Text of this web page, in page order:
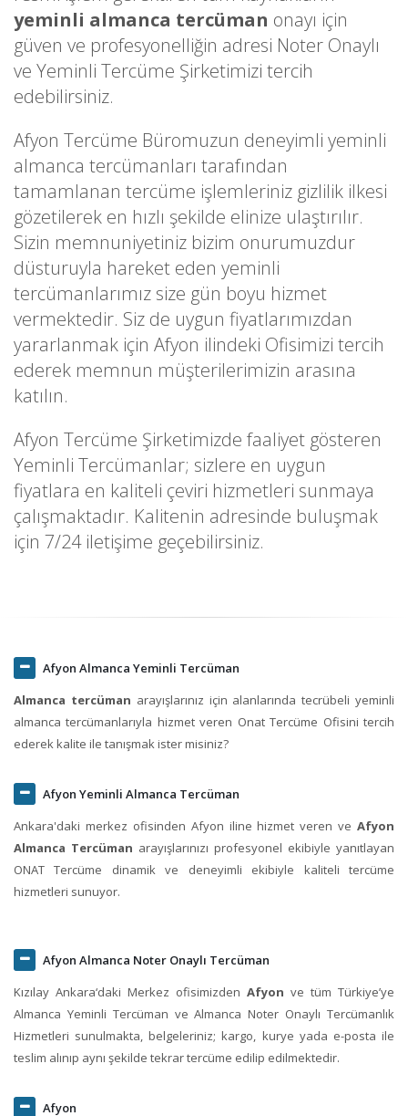
yeminli almanca tercüman onayı için
güven ve profesyonelliğin adresi Noter Onaylı
ve Yeminli Tercüme Şirketimizi tercih
edebilirsiniz.
Afyon Tercüme Büromuzun deneyimli yeminli
almanca tercümanları tarafından
tamamlanan tercüme işlemleriniz gizlilik ilkesi
gözetilerek en hızlı şekilde elinize ulaştırılır.
Sizin memnuniyetiniz bizim onurumuzdur
düsturuyla hareket eden yeminli
tercümanlarımız size gün boyu hizmet
vermektedir. Siz de uygun fiyatlarımızdan
yararlanmak için Afyon ilindeki Ofisimizi tercih
ederek memnun müşterilerimizin arasına
katılın.
Afyon Tercüme Şirketimizde faaliyet gösteren
Yeminli Tercümanlar; sizlere en uygun
fiyatlara en kaliteli çeviri hizmetleri sunmaya
çalışmaktadır. Kalitenin adresinde buluşmak
için 7/24 iletişime geçebilirsiniz.
Afyon Almanca Yeminli Tercüman
Almanca tercüman arayışlarınız için alanlarında tecrübeli yeminli
almanca tercümanlarıyla hizmet veren Onat Tercüme Ofisini tercih
ederek kalite ile tanışmak ister misiniz?
Afyon Yeminli Almanca Tercüman
Ankara'daki merkez ofisinden Afyon iline hizmet veren ve Afyon
Almanca Tercüman arayışlarınızı profesyonel ekibiyle yanıtlayan
ONAT Tercüme dinamik ve deneyimli ekibiyle kaliteli tercüme
hizmetleri sunuyor.
Afyon Almanca Noter Onaylı Tercüman
Kızılay Ankara‘daki Merkez ofisimizden Afyon ve tüm Türkiye’ye
Almanca Yeminli Tercüman ve Almanca Noter Onaylı Tercümanlık
Hizmetleri sunulmakta, belgeleriniz; kargo, kurye yada e-posta ile
teslim alınıp aynı şekilde tekrar tercüme edilip edilmektedir.
Afyon